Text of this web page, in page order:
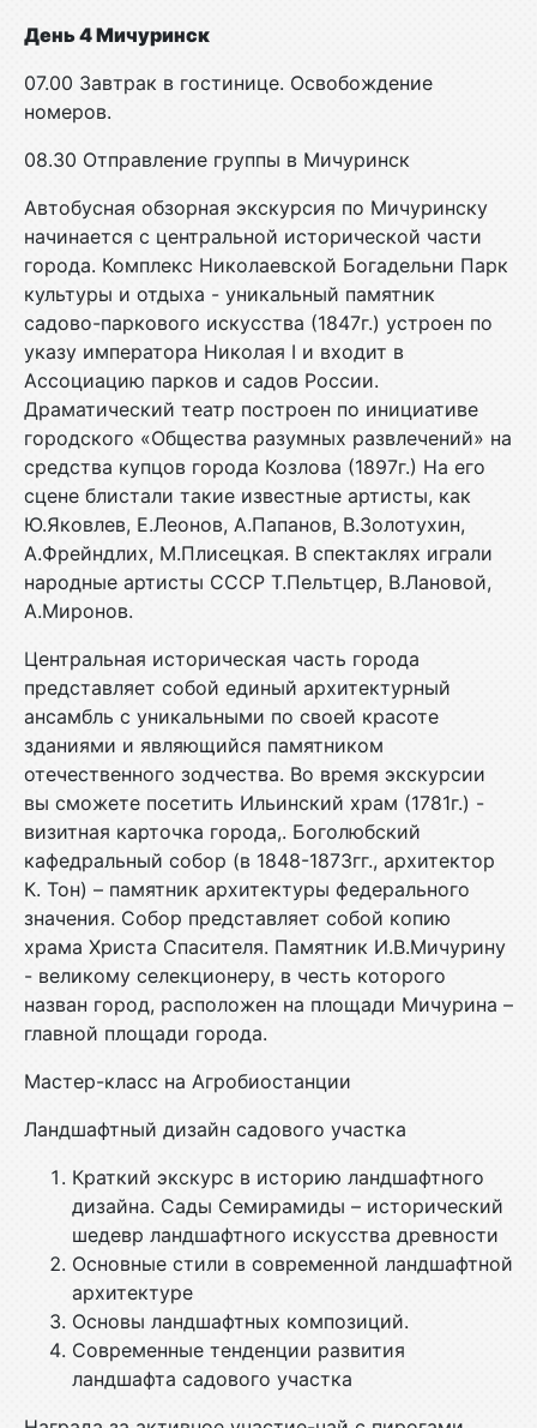
День 4 Мичуринск
07.00 Завтрак в гостинице. Освобождение
номеров.
08.30 Отправление группы в Мичуринск
Автобусная обзорная экскурсия по Мичуринску
начинается с центральной исторической части
города. Комплекс Николаевской Богадельни Парк
культуры и отдыха - уникальный памятник
садово-паркового искусства (1847г.) устроен по
указу императора Николая I и входит в
Ассоциацию парков и садов России.
Драматический театр построен по инициативе
городского «Общества разумных развлечений» на
средства купцов города Козлова (1897г.) На его
сцене блистали такие известные артисты, как
Ю.Яковлев, Е.Леонов, А.Папанов, В.Золотухин,
А.Фрейндлих, М.Плисецкая. В спектаклях играли
народные артисты СССР Т.Пельтцер, В.Лановой,
А.Миронов.
Центральная историческая часть города
представляет собой единый архитектурный
ансамбль с уникальными по своей красоте
зданиями и являющийся памятником
отечественного зодчества. Во время экскурсии
вы сможете посетить Ильинский храм (1781г.) -
визитная карточка города,. Боголюбский
кафедральный собор (в 1848-1873гг., архитектор
К. Тон) – памятник архитектуры федерального
значения. Собор представляет собой копию
храма Христа Спасителя. Памятник И.В.Мичурину
- великому селекционеру, в честь которого
назван город, расположен на площади Мичурина –
главной площади города.
Мастер-класс на Агробиостанции
Ландшафтный дизайн садового участка
Краткий экскурс в историю ландшафтного
дизайна. Сады Семирамиды – исторический
шедевр ландшафтного искусства древности
Основные стили в современной ландшафтной
архитектуре
Основы ландшафтных композиций.
Современные тенденции развития
ландшафта садового участка